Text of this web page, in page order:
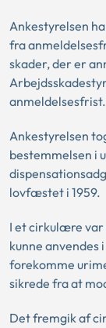
Ankestyrelsen
fra
skader, der er
anmeldelsesfrist.
Ankestyrelsen
bestemmelsen i
lovfæstet i 1959.
I et cirkulære var
kunne
forekomme
sikrede fra at
Det fremgik af